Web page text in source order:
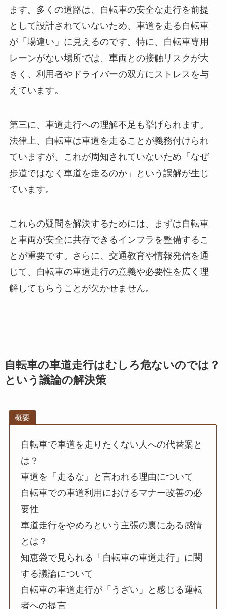
ます。多くの道路は、自転車の安全な走行を前提
として設計されていないため、車道を走る自転車
が「場違い」に見えるのです。特に、自転車専用
レーンがない場所では、車両との接触リスクが大
きく、利用者やドライバーの双方にストレスを与
えています。
第三に、車道走行への理解不足も挙げられます。
法律上、自転車は車道を走ることが義務付けられ
ていますが、これが周知されていないため「なぜ
歩道ではなく車道を走るのか」という誤解が生じ
ています。
これらの疑問を解決するためには、まずは自転車
と車両が安全に共存できるインフラを整備するこ
とが重要です。さらに、交通教育や情報発信を通
じて、自転車の車道走行の意義や必要性を広く理
解してもらうことが欠かせません。
自転車の車道走行はむしろ危ないのでは？
という議論の解決策
概要
自転車で車道を走りたくない人への代替案と
は？
車道を「走るな」と言われる理由について
自転車での車道利用におけるマナー改善の必
要性
車道走行をやめろという主張の裏にある感情
とは？
知恵袋で見られる「自転車の車道走行」に関
する議論について
自転車の車道走行が「うざい」と感じる運転
者への提言